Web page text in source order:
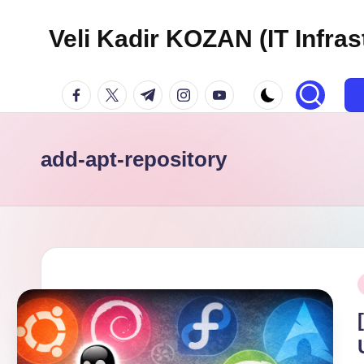
Veli Kadir KOZAN (IT
facebook.com
twitter.com
t.me instagram.com
youtube.com
add-apt-repository